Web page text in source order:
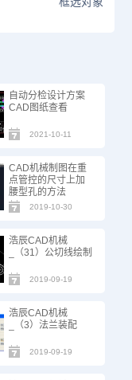
自动分检设计方案
CAD图纸查看
2021-10-11
CAD机械制图在重
点管控的尺寸上加
腰型孔的方法
2019-10-30
浩辰CAD机械
_（31）公切线绘制
2019-09-19
浩辰CAD机械
_（3）法兰装配
2019-09-19